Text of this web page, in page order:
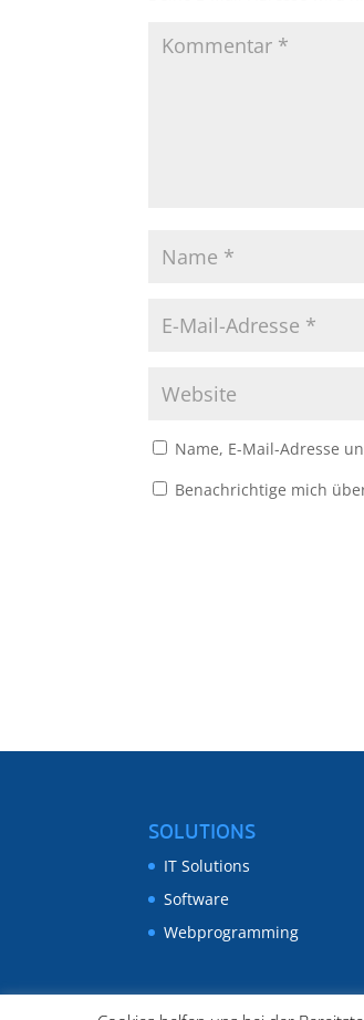
Name, E-Mail-Adresse
Benachrichtige mich
SOLUTIONS
IT Solutions
Software
Webprogramming